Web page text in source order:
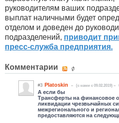
руководителям ваших
выплат наличными будет
отделом и доведен до
подразделений, приводит
пресс-служба предприятия.
Комментарии
#3 Platoskin (c нами с 09.02.2019)
А если бы
Трансферты на финансовое
ликвидации чрезвычайных
межрегионального и
предоставляются на